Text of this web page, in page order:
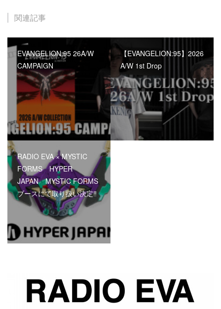
関連記事
EVANGELION:95 26A/W
CAMPAIGN
【EVANGELION:95】2026
A/W 1st Drop
RADIO EVA × MYSTIC
FORMS HYPER
JAPAN MYSTIC FORMS
ブースにて取り扱い決定‼︎